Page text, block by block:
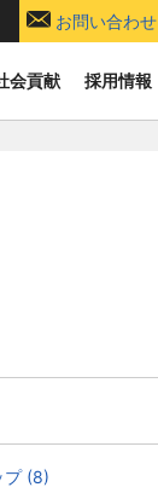
お問い合わせ
会貢献 採用情報
プ (8)